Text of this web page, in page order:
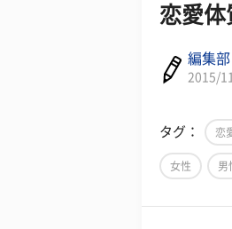
恋愛体
編集
2015/
タグ： 恋
女性 男